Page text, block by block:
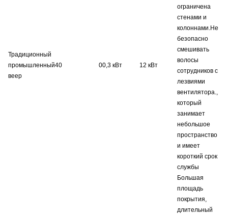
Традиционный
промышленный
веер
40 00,3 кВт 12 кВт
ограничена
стенами и
колоннами.Не
безопасно
смешивать
волосы
сотрудников с
лезвиями
вентилятора.,
который
занимает
небольшое
пространство
и имеет
короткий срок
службы
Большая
площадь
покрытия,
длительный